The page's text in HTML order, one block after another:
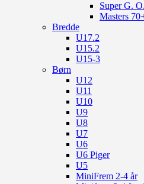
Super G.
Masters
Bredde
U17.2
U15.2
U15-3
Børn
U12
U11
U10
U9
U8
U7
U6
U6 Piger
U5
MiniFrem 2-4 år